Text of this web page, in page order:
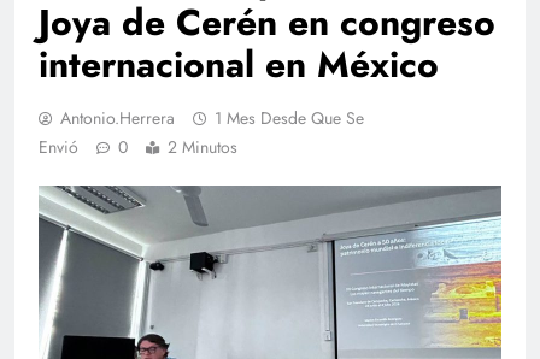
Joya de Cerén en congreso
internacional en México
Antonio.herrera
1 Mes Desde Que Se
Envió
0 2 Minutos